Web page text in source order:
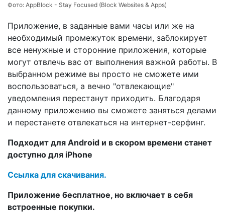
Фото: AppBlock - Stay Focused (Block Websites & Apps)
Приложение, в заданные вами часы или же на
необходимый промежуток времени, заблокирует
все ненужные и сторонние приложения, которые
могут отвлечь вас от выполнения важной работы. В
выбранном режиме вы просто не сможете ими
воспользоваться, а вечно "отвлекающие"
уведомления перестанут приходить. Благодаря
данному приложению вы сможете заняться делами
и перестанете отвлекаться на интернет-серфинг.
Подходит для Android и в скором времени станет
доступно для iPhone
Ссылка для скачивания.
Приложение бесплатное, но включает в себя
встроенные покупки.